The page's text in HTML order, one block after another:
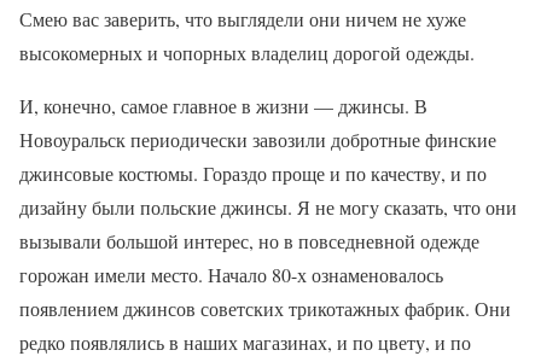
Смею вас заверить, что выглядели они ничем не хуже
высокомерных и чопорных владелиц дорогой одежды.
И, конечно, самое главное в жизни — джинсы. В
Новоуральск периодически завозили добротные финские
джинсовые костюмы. Гораздо проще и по качеству, и по
дизайну были польские джинсы. Я не могу сказать, что они
вызывали большой интерес, но в повседневной одежде
горожан имели место. Начало 80-х ознаменовалось
появлением джинсов советских трикотажных фабрик. Они
редко появлялись в наших магазинах, и по цвету, и по